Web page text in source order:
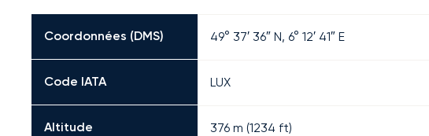
Coordonnées (DMS) 49° 37′ 36″ N, 6° 12′ 41″ E
Code IATA LUX
Altitude 376 m (1234 ft)